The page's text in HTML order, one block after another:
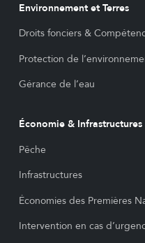
Environnement et Terres
Droits fonciers &
Protection de
Gérance de l’eau
Économie & Infrastructures
Pêche
Infrastructures
Économies des Premières
Intervention en cas